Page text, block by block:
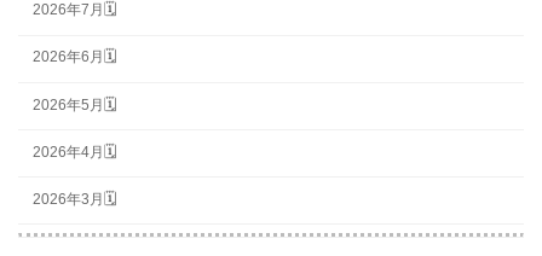
2026年7月🗓
2026年6月🗓
2026年5月🗓
2026年4月🗓
2026年3月🗓